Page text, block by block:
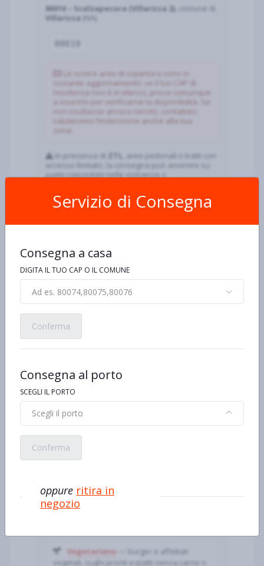
80010 – Scalzapecora (Villaricca 2) , comune di
Villaricca (NA).
Le nostre aree di copertura sono in
costante aggiornamento: se il tuo CAP di
residenza non è in elenco, prova comunque
a inserirlo per verificarne la disponibilità. Se
non risultasse ancora servito, contattaci:
valuteremo l’estensione anche alla tua
zona.
In presenza di ZTL
, aree pedonali o tratti con
accesso limitato, la consegna può avvenire su
punto concordatonelle vicinanze o
Inserisci indirizzo o CAP
Aggiungi i prodotti e scegli giorno/ora di
consegna.
Paga online (Nexi) o alla consegna.
Consegna ~2–3 ore; ritiro ~1 ora.
Stili di vita: scelte popolari a
Senza lattosio
delattosati
lattosio e dessert “HD”: sollievo per chi è
intollerante.
Senza glutine
dedicati, mix di farine e snack certificati
100% bio
— solo prodotti da agricoltura
biologica UE, con filiera tracciata e
Vegetariano — burger e affettati
vegetali, sughi pronti e piatti senza carne o
Servizio di Consegna
Consegna a casa
DIGITA IL TUO CAP O IL COMUNE
Ad es. 80074,80075,80076
Conferma
Consegna al porto
SCEGLI IL PORTO
Scegli il porto
Conferma
oppure ritira in
negozio